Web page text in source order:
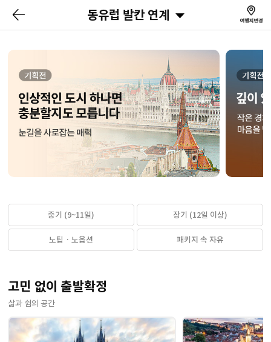
동유럽 발칸 연계
중기 (9~11일) 장기 (12일 이상)
노팁 · 노옵션 패키지 속 자유
고민 없이 출발확정
삶과 쉼의 공간